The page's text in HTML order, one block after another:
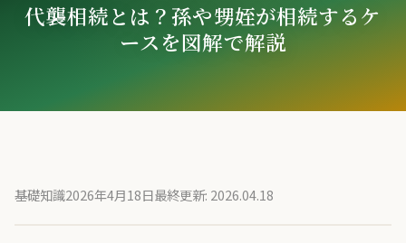
代襲相続とは？孫や甥姪が相続するケ
ースを図解で解説
基礎知識2026年4月18日最終更新: 2026.04.18